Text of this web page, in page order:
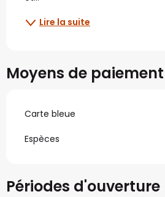
Lire la suite
Moyens de paiement
Carte bleue
Espèces
Périodes d'ouverture